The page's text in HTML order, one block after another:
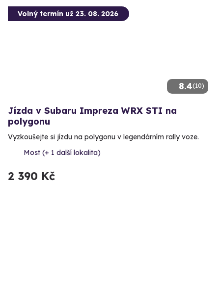
8.4(10)
Volný termín už 23. 08. 2026
Jízda v Subaru Impreza WRX STI na
polygonu
Vyzkoušejte si jízdu na polygonu v legendárním rally voze.
Most (+ 1 další lokalita)
2 390 Kč